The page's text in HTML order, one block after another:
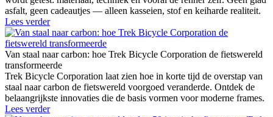
asfalt, geen cadeautjes — alleen kasseien, stof en keiharde realiteit.
Lees verder
Van staal naar carbon: hoe Trek Bicycle Corporation de fietswereld
transformeerde
Trek Bicycle Corporation laat zien hoe in korte tijd de overstap van
staal naar carbon de fietswereld voorgoed veranderde. Ontdek de
belaangrijkste innovaties die de basis vormen voor moderne frames.
Lees verder